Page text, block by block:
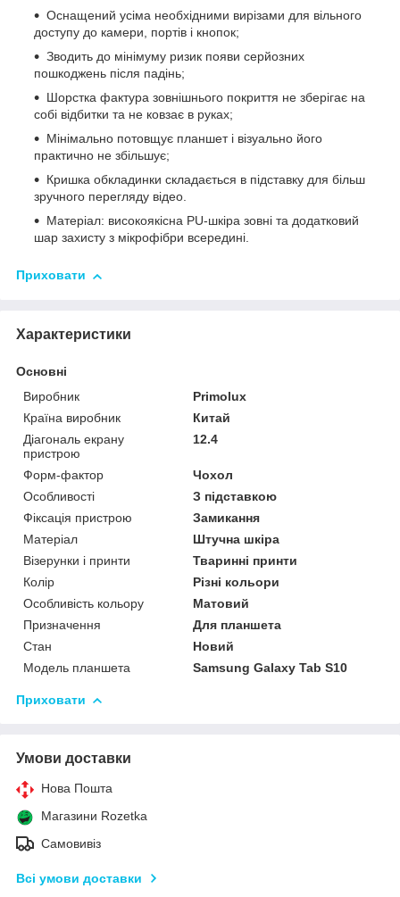
Оснащений усіма необхідними вирізами для вільного
доступу до камери, портів і кнопок;
Зводить до мінімуму ризик появи серйозних
пошкоджень після падінь;
Шорстка фактура зовнішнього покриття не зберігає на
собі відбитки та не ковзає в руках;
Мінімально потовщує планшет і візуально його
практично не збільшує;
Кришка обкладинки складається в підставку для більш
зручного перегляду відео.
Матеріал: високоякісна PU-шкіра зовні та додатковий
шар захисту з мікрофібри всередині.
Приховати
Характеристики
Основні
Виробник
Primolux
Країна виробник
Китай
Діагональ екрану
пристрою
12.4
Форм-фактор
Чохол
Особливості
З підставкою
Фіксація пристрою
Замикання
Матеріал
Штучна шкіра
Візерунки і принти
Тваринні принти
Колір
Різні кольори
Особливість кольору
Матовий
Призначення
Для планшета
Стан
Новий
Модель планшета
Samsung Galaxy Tab S10
Приховати
Умови доставки
Нова Пошта
Магазини Rozetka
Самовивіз
Всі умови доставки